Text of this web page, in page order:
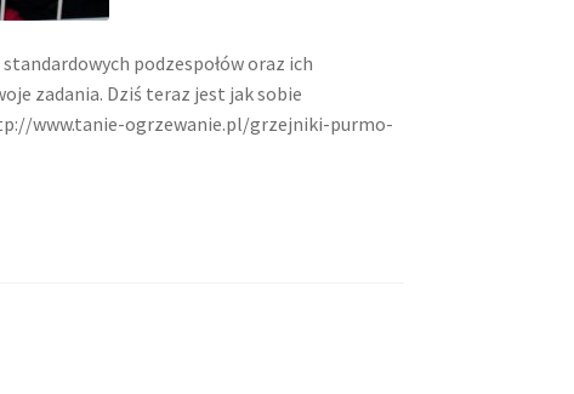
podzespołów oraz ich
zadania. Dziś teraz jest jak sobie
www.tanie-ogrzewanie.pl/grzejniki-purmo-